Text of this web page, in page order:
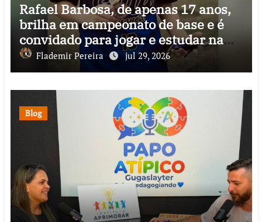
Rafael Barbosa, de apenas 17 anos,
brilha em campeonato de base e é
convidado para jogar e estudar na
ItáliaFlademir Pereira jul 29, 2026
Blog